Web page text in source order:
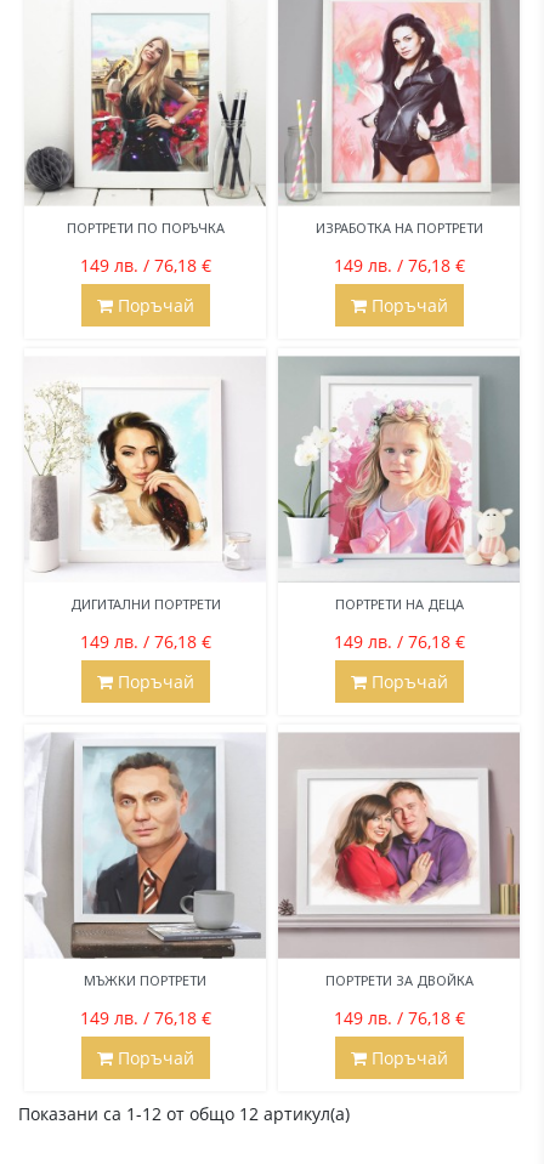
ПОРТРЕТИ ПО ПОРЪЧКА
149 лв. / 76,18 €
Поръчай
ИЗРАБОТКА НА ПОРТРЕТИ
149 лв. / 76,18 €
Поръчай
ДИГИТАЛНИ ПОРТРЕТИ
149 лв. / 76,18 €
Поръчай
ПОРТРЕТИ НА ДЕЦА
149 лв. / 76,18 €
Поръчай
МЪЖКИ ПОРТРЕТИ
149 лв. / 76,18 €
Поръчай
ПОРТРЕТИ ЗА ДВОЙКА
149 лв. / 76,18 €
Поръчай
Показани са 1-12 от общо 12 артикул(а)